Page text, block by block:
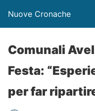
Nuove Cronache
Comunali
Festa:
per far